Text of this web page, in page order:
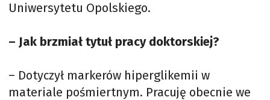
Uniwersytetu Opolskiego.
– Jak brzmiał tytuł pracy doktorskiej?
– Dotyczył markerów hiperglikemii w
materiale pośmiertnym. Pracuję obecnie we